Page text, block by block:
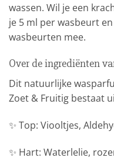
wassen. Wil je een
je 5 ml per wasbeurt
wasbeurten mee.
Over de ingrediënten
Dit natuurlijke
Zoet & Fruitig bestaat
✨ Top: Viooltjes,
✨ Hart: Waterlelie,